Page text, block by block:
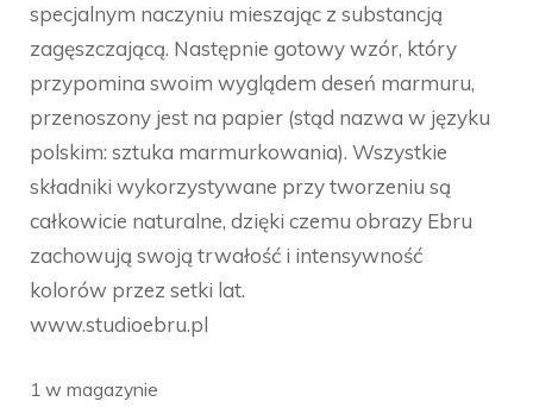
specjalnym naczyniu mieszając z substancją
zagęszczającą. Następnie gotowy wzór, który
przypomina swoim wyglądem deseń marmuru,
przenoszony jest na papier (stąd nazwa w języku
polskim: sztuka marmurkowania). Wszystkie
składniki wykorzystywane przy tworzeniu są
całkowicie naturalne, dzięki czemu obrazy Ebru
zachowują swoją trwałość i intensywność
kolorów przez setki lat.
www.studioebru.pl
1 w magazynie